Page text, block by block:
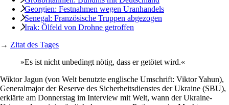
Georgien: Festnahmen wegen Uranhandels
Senegal: Französische Truppen abgezogen
Irak: Ölfeld von Drohne getroffen
→ Zitat des Tages
»Es ist nicht unbedingt nötig, dass er getötet wird.«
Wiktor Jagun (von Welt benutzte englische Umschrift: Viktor Yahun),
Generalmajor der Reserve des Sicherheitsdienstes der Ukraine (SBU),
erklärte am Donnerstag im Interview mit Welt, wann der Ukraine-